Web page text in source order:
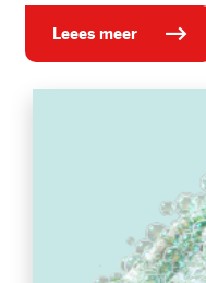
leees meer